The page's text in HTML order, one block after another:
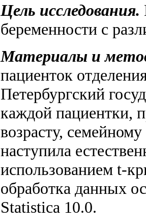
Цель исследования.
беременности с
Материалы и
пациенток
Петербургский
каждой пациентки,
возрасту,
наступила
использованием t-
обработка данных
Statistica 10.0.